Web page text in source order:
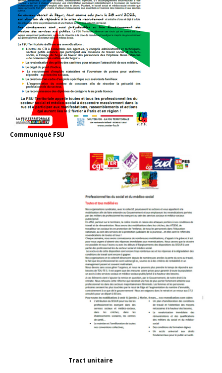
Communiqué FSU
Tract unitaire